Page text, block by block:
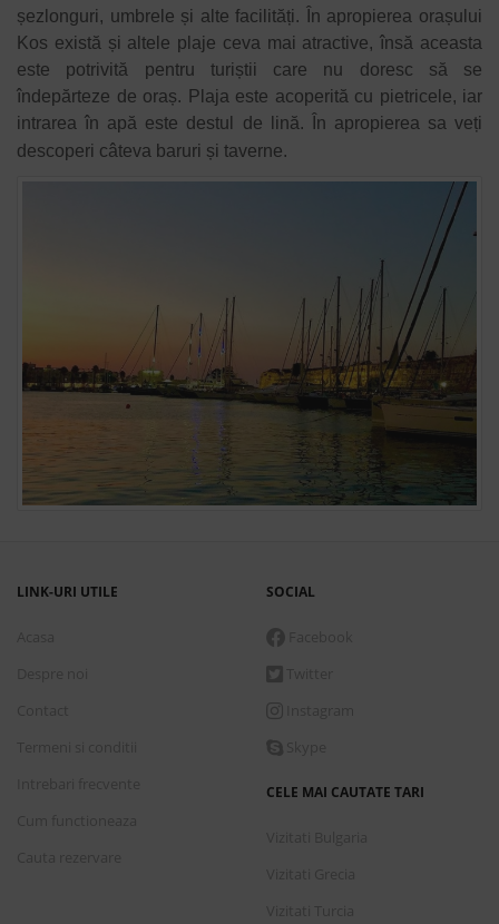
șezlonguri, umbrele și alte facilități. În apropierea orașului
Kos există și altele plaje ceva mai atractive, însă aceasta
este potrivită pentru turiștii care nu doresc să se
îndepărteze de oraș. Plaja este acoperită cu pietricele, iar
intrarea în apă este destul de lină. În apropierea sa veți
descoperi câteva baruri și taverne.
LINK-URI UTILE SOCIAL
CELE MAI CAUTATE TARI